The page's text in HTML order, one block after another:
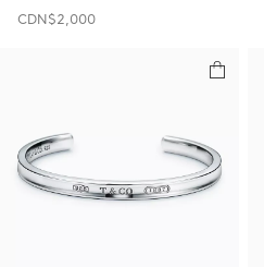
CDN$2,000